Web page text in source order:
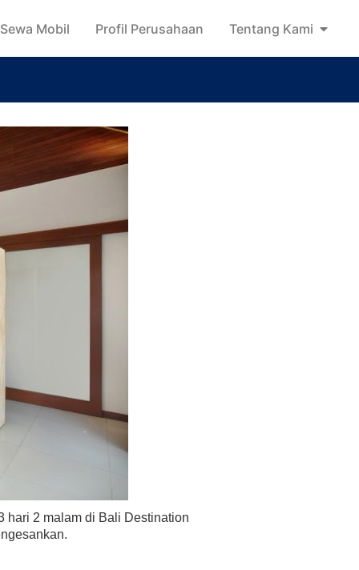
Sewa Mobil Profil Perusahaan Tentang Kami
hari 2 malam di Bali Destination